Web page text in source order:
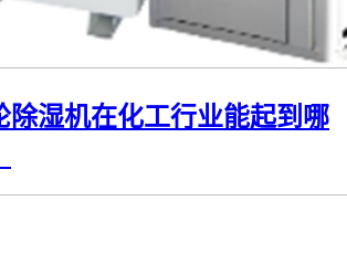
除湿机在化工行业能起到哪